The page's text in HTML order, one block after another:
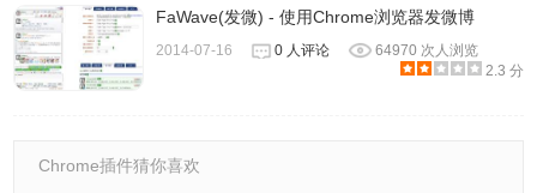
1.作者：Zhuohui Jeffrey Chen。
FaWave(发微) - 使用Chrome浏览器发微博
2014-07-16 0 人评论
64970 次人浏览
2.3 分
Chrome插件猜你喜欢